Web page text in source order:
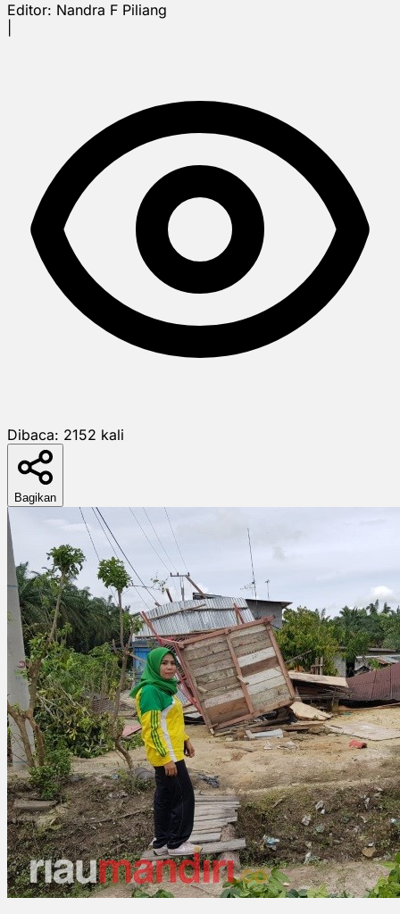
Editor: Nandra F Piliang
Dibaca: 2152 kali
Bagikan